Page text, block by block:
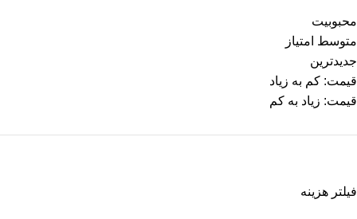
محبوبیت
متوسط امتیاز
جدیدترین
قیمت: کم به زیاد
قیمت: زیاد به کم
فیلتر هزینه